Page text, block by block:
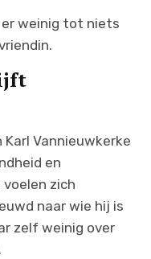
er weinig tot niets
Vannieuwkerke
en
zich
naar wie hij is
zelf weinig over